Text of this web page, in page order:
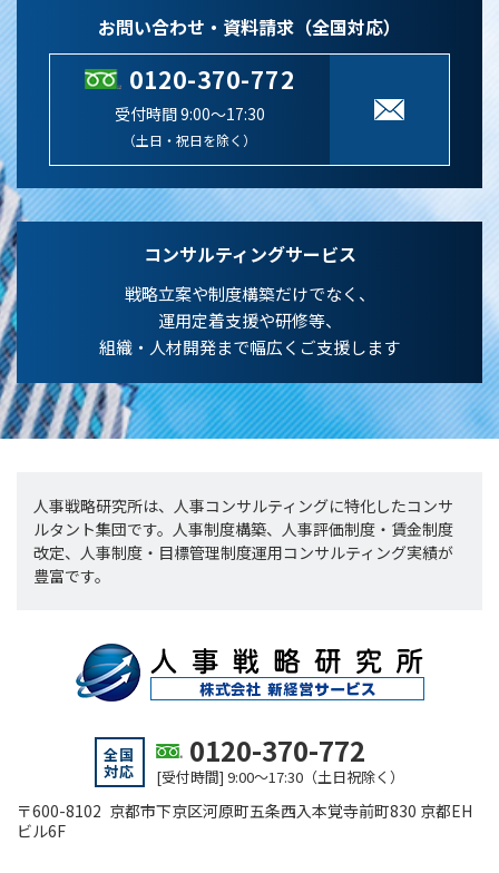
お問い合わせ・資料請求（全国対応）
0120-370-772
受付時間 9:00～17:30
（土日・祝日を除く）
コンサルティングサービス
戦略立案や制度構築だけでなく、
運用定着支援や研修等、
組織・人材開発まで幅広くご支援します
人事戦略研究所は、人事コンサルティングに特化したコンサ
ルタント集団です。人事制度構築、人事評価制度・賃金制度
改定、人事制度・目標管理制度運用コンサルティング実績が
豊富です。
全国
対応
0120-370-772
[受付時間] 9:00～17:30（土日祝除く）
〒600-8102 京都市下京区河原町五条西入本覚寺前町830 京都EH
ビル6F